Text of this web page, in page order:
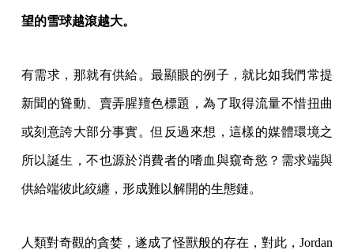
望的雪球越滾越大。
有需求，那就有供給。最顯眼的例子，就比如我們常提
新聞的聳動、賣弄腥羶色標題，為了取得流量不惜扭曲
或刻意誇大部分事實。但反過來想，這樣的媒體環境之
所以誕生，不也源於消費者的嗜血與窺奇慾？需求端與
供給端彼此絞纏，形成難以解開的生態鏈。
人類對奇觀的貪婪，遂成了怪獸般的存在，對此，Jordan